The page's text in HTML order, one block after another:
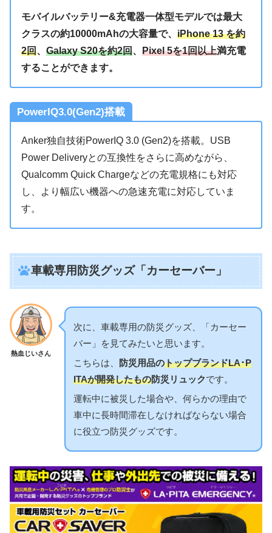
モバイルバッテリー&充電器一体型モデルでは最大
クラスの約10000mAhの大容量で、iPhone 13 を約
2回、Galaxy S20を約2回、Pixel 5を1回以上満充電
することができます。
PowerIQ3.0(Gen2)搭載
Anker独自技術PowerIQ 3.0 (Gen2)を搭載。USB
Power Deliveryとの互換性をさらに高めながら、
Qualcomm Quick Chargeなどの充電規格にも対応
し、より幅広い機器への急速充電に対応していま
す。
車載専用防災グッズ「カーセーバー」
熱血じいさん
次に、車載専用の防災グッズ、「カーセー
バー」を見てみたいと思います。
こちらは、
防災用品のトップブランドLA･P
ITAが開発したもの防災リュックです。
運転中に被災した場合や、何らかの理由で
車中に長時間滞在しなければならない場合
に役立つ防災グッズです。